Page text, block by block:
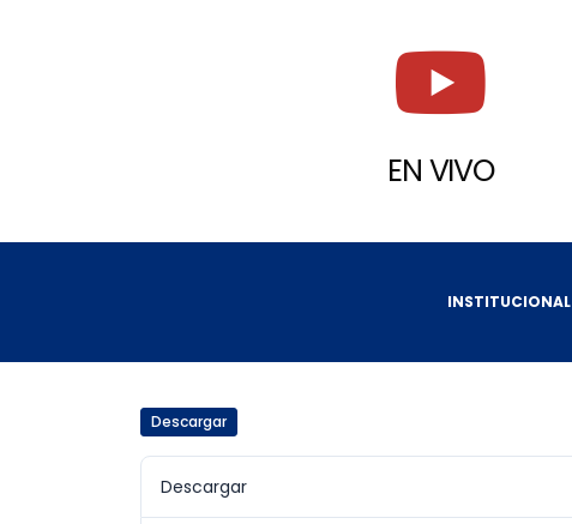
EN VIVO
INSTITUCIONAL
Descargar
Descargar